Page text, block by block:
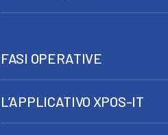
FASI OPERATIVE
L’APPLICATIVO XPOS-IT